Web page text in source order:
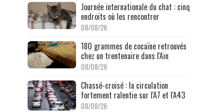
Journée internationale du chat : cinq
endroits où les rencontrer
08/08/26
180 grammes de cocaïne retrouvés
chez un trentenaire dans l'Ain
08/08/26
Chassé-croisé : la circulation
fortement ralentie sur l'A7 et l'A43
08/08/26